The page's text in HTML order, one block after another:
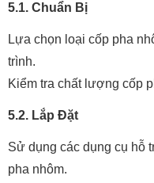
5.1. Chuẩn Bị
Lựa chọn loại cốp pha
trình.
Kiểm tra chất lượng cốp
5.2. Lắp Đặt
Sử dụng các dụng cụ hỗ
pha nhôm.